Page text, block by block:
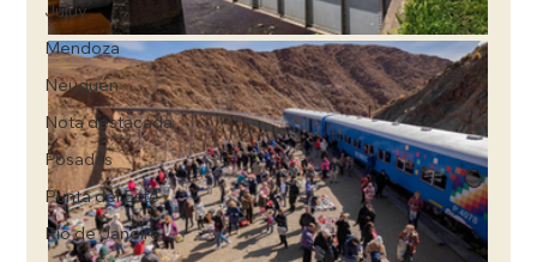
Jujuy
Mendoza
Neuquén
Nota destacada
Posadas
Punta del Este
Río de Janeiro